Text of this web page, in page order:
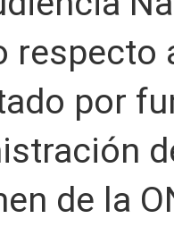
respecto
por
de la